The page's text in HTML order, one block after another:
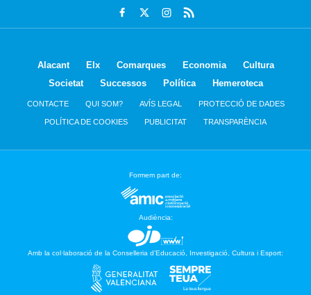
Alacant Elx Comarques Economia
Cultura
Societat
Successos Política Hemeroteca
CONTACTE QUI SOM? AVÍS LEGAL PROTECCIÓ DE DADES
POLÍTICA DE COOKIES PUBLICITAT TRANSPARÈNCIA
Formem part de:
Audiència:
Amb la col·laboració de la Conselleria d’Educació, Investigació, Cultura i Esport: